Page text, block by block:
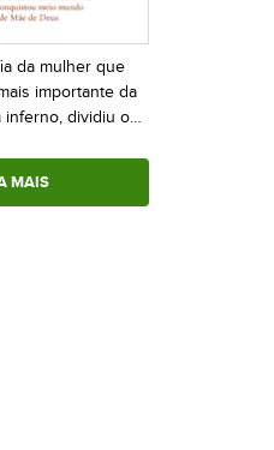
da mulher que
importante da
inferno, dividiu os
MAIS